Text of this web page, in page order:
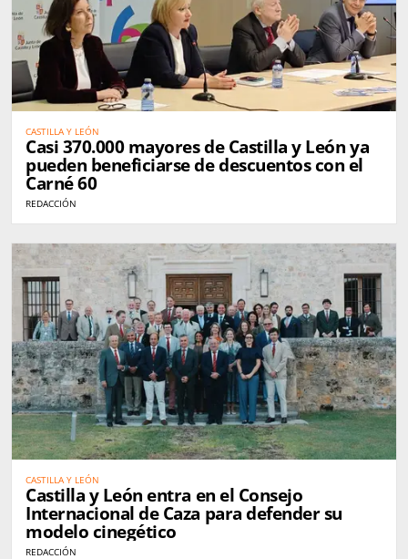
CASTILLA Y LEÓN
Casi 370.000 mayores de Castilla y León ya
pueden beneficiarse de descuentos con el
Carné 60
REDACCIÓN
CASTILLA Y LEÓN
Castilla y León entra en el Consejo
Internacional de Caza para defender su
modelo cinegético
REDACCIÓN